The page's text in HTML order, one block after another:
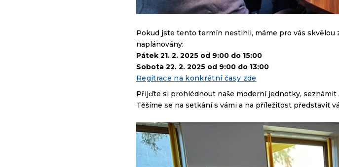
Pokud jste tento termín nestihli, máme pro vás skvělou
naplánovány:
Pátek 21. 2. 2025 od 9:00 do 15:00
Sobota 22. 2. 2025 od 9:00 do 13:00
Regitrace na konkrétní časy zde
Přijďte si prohlédnout naše moderní jednotky,
Těšíme se na setkání s vámi a na příležitost představit